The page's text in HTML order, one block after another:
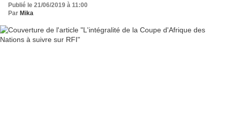
Publié le 21/06/2019 à 11:00
Par Mika